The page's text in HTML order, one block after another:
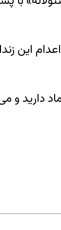
این
و